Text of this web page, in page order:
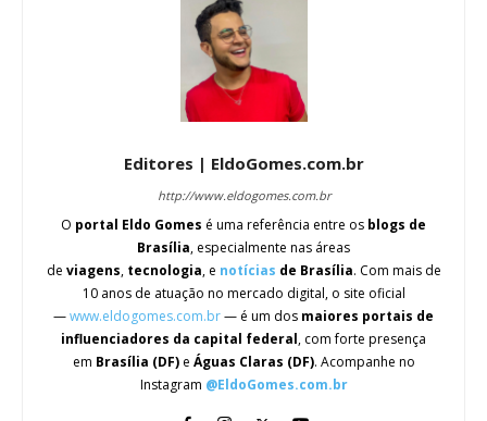
Editores | EldoGomes.com.br
http://www.eldogomes.com.br
O portal Eldo Gomes é uma referência entre os blogs de
Brasília, especialmente nas áreas
de viagens, tecnologia, e notícias de Brasília. Com mais de
10 anos de atuação no mercado digital, o site oficial
—www.eldogomes.com.br— é um dos maiores portais de
influenciadores da capital federal, com forte presença
em Brasília (DF)e Águas Claras (DF). Acompanhe no
Instagram @EldoGomes.com.br